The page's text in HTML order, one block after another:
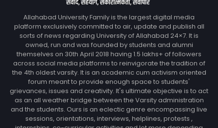
Allahabad University Family is the largest digital media
platform exclusively committed to air, update and publish all
sorts of news regarding University of Allahabad 24×7. It is
owned, run and was founded by students and alumni
themselves on 30th April 2018 having 1.5 lakhs+ of followers
across social media platforms to reinvigorate the tradition of
the 4th oldest varsity. It is an academic cum activism oriented
forum meant to provide enough space to students'
grievances, issues and creativity. It's ultimate objective is to act
as an all weather bridge between the Varsity administration
and the students. Ours is an eclectic genre encompassing live
sessions, orientations, interviews, helplines, protests ,